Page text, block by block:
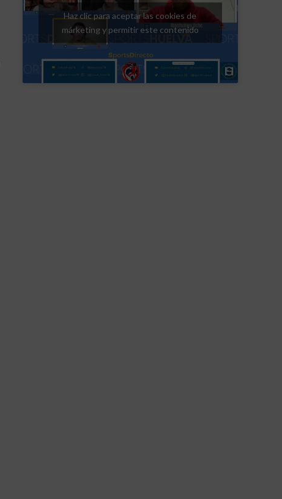
Haz clic para aceptar las cookies de
márketing y permitir este contenido